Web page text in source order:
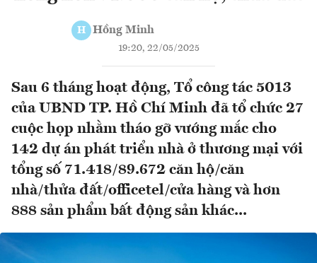
H Hồng Minh
19:20, 22/05/2025
Sau 6 tháng hoạt động, Tổ công tác 5013
của UBND TP. Hồ Chí Minh đã tổ chức 27
cuộc họp nhằm tháo gỡ vướng mắc cho
142 dự án phát triển nhà ở thương mại với
tổng số 71.418/89.672 căn hộ/căn
nhà/thửa đất/officetel/cửa hàng và hơn
888 sản phẩm bất động sản khác...